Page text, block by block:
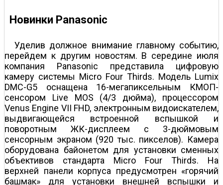
Новинки Panasonic
Уделив должное внимание главному событию,
перейдем к другим новостям. В середине июля
компания Panasonic представила цифровую
камеру системы Micro Four Thirds. Модель Lumix
DMC-G5 оснащена 16-мегапиксельным КМОП-
сенсором Live MOS (4/3 дюйма), процессором
Venus Engine VII FHD, электронным видоискателем,
выдвигающейся встроенной вспышкой и
поворотным ЖК-дисплеем с 3-дюймовым
сенсорным экраном (920 тыс. пикселов). Камера
оборудована байонетом для установки сменных
объективов стандарта Micro Four Thirds. На
верхней панели корпуса предусмотрен «горячий
башмак» для установки внешней вспышки и